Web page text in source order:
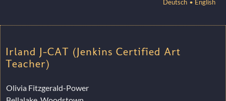
English
Deutsch
SPRINGEN
Irland J-CAT (Jenkins Certified Art
Teacher)
Olivia Fitzgerald-Power